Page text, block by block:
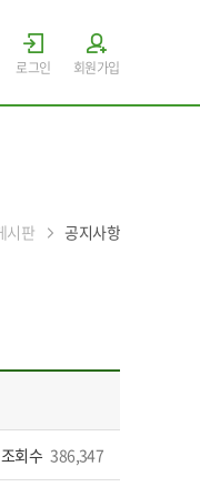
로그인 회원가입
시판 공지사항
조회수 386,347